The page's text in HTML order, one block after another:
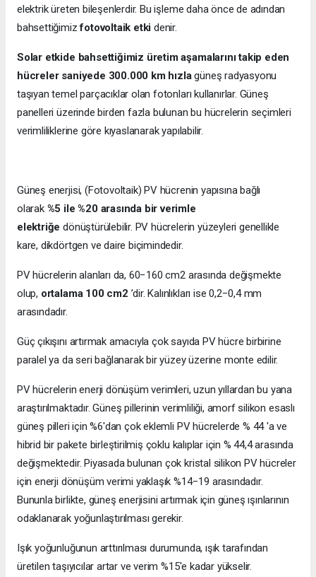
elektrik üreten bileşenlerdir. Bu işleme daha önce de adından
bahsettiğimizfotovoltaik etkidenir.
Solar etkide bahsettiğimiz üretim aşamalarını takip eden
hücreler saniyede 300.000 km hızlagüneş radyasyonu
taşıyan temel parçacıklar olan fotonları kullanırlar. Güneş
panelleri üzerinde birden fazla bulunan bu hücrelerin seçimleri
verimliliklerine göre kıyaslanarak yapılabilir.
Güneş enerjisi, (Fotovoltaik) PV hücrenin yapısına bağlı
olarak %5 ile %20 arasında bir verimle
elektriğedönüştürülebilir. PV hücrelerin yüzeyleri genellikle
kare, dikdörtgen ve daire biçimindedir.
PV hücrelerin alanları da, 60−160 cm2 arasında değişmekte
olup, ortalama 100 cm2 ’dir. Kalınlıkları ise 0,2−0,4 mm
arasındadır.
Güç çıkışını artırmak amacıyla çok sayıda PV hücre birbirine
paralel ya da seri bağlanarak bir yüzey üzerine monte edilir.
PV hücrelerin enerji dönüşüm verimleri, uzun yıllardan bu yana
araştırılmaktadır. Güneş pillerinin verimliliği, amorf silikon esaslı
güneş pilleri için %6'dan çok eklemli PV hücrelerde % 44 'a ve
hibrid bir pakete birleştirilmiş çoklu kalıplar için % 44,4 arasında
değişmektedir. Piyasada bulunan çok kristal silikon PV hücreler
için enerji dönüşüm verimi yaklaşık %14−19 arasındadır.
Bununla birlikte, güneş enerjisini artırmak için güneş ışınlarının
odaklanarak yoğunlaştırılması gerekir.
Işık yoğunluğunun arttırılması durumunda, ışık tarafından
üretilen taşıyıcılar artar ve verim %15'e kadar yükselir.